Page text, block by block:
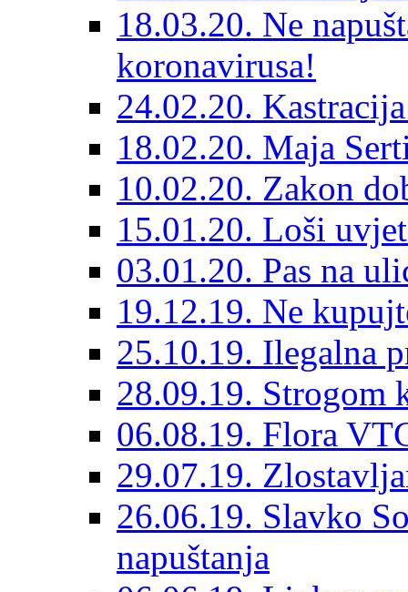
18.03.20. Ne
koronavirusa!
24.02.20.
18.02.20. Maja
10.02.20. Zakon
15.01.20. Loši
03.01.20. Pas na
19.12.19. Ne
25.10.19. Ilegalna
28.09.19. Strogom
06.08.19. Flora
29.07.19.
26.06.19. Slavko
napuštanja